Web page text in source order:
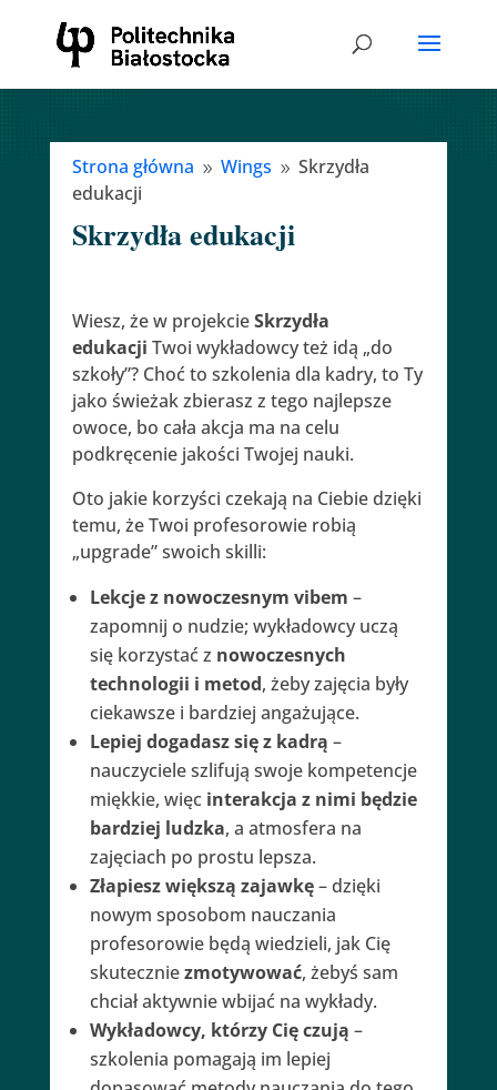
Strona główna 9 Wings 9 Skrzydła
edukacji
Skrzydła edukacji
Wiesz, że w projekcieSkrzydła
edukacji Twoi wykładowcy też idą „do
szkoły”? Choć to szkolenia dla kadry, to Ty
jako świeżak zbierasz z tego najlepsze
owoce, bo cała akcja ma na celu
podkręcenie jakości Twojej nauki.
Oto jakie korzyści czekają na Ciebie dzięki
temu, że Twoi profesorowie robią
„upgrade” swoich skilli:
Lekcje z nowoczesnym vibem –
zapomnij o nudzie; wykładowcy uczą
się korzystać z nowoczesnych
technologii i metod, żeby zajęcia były
ciekawsze i bardziej angażujące.
Lepiej dogadasz się z kadrą –
nauczyciele szlifują swoje kompetencje
miękkie, więc interakcja z nimi będzie
bardziej ludzka, a atmosfera na
zajęciach po prostu lepsza.
Złapiesz większą zajawkę– dzięki
nowym sposobom nauczania
profesorowie będą wiedzieli, jak Cię
skuteczniezmotywować, żebyś sam
chciał aktywnie wbijać na wykłady.
Wykładowcy, którzy Cię czują –
szkolenia pomagają im lepiej